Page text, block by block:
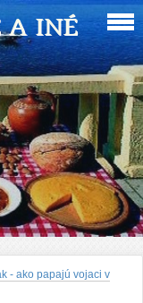
A INÉ
- ako papajú vojaci v